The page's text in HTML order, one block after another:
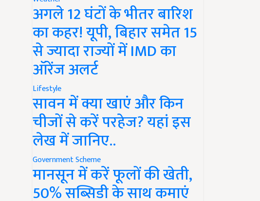
अगले 12 घंटों के भीतर बारिश
का कहर! यूपी, बिहार समेत 15
से ज्यादा राज्यों में IMD का
ऑरेंज अलर्ट
Lifestyle
सावन में क्या खाएं और किन
चीजों से करें परहेज? यहां इस
लेख में जानिए..
Government Scheme
मानसून में करें फूलों की खेती,
50% सब्सिडी के साथ कमाएं